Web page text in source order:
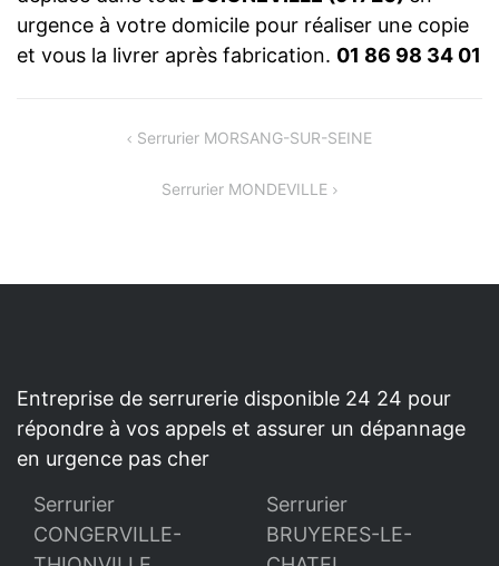
urgence à votre domicile pour réaliser une copie
et vous la livrer après fabrication. 01 86 98 34 01
NAVIGATIONSerrurier MORSANG-SUR-SEINE
Serrurier MONDEVILLE
Entreprise de serrurerie disponible 24 24 pour
répondre à vos appels et assurer un dépannage
en urgence pas cher
Serrurier
CONGERVILLE-
Serrurier
BRUYERES-LE-